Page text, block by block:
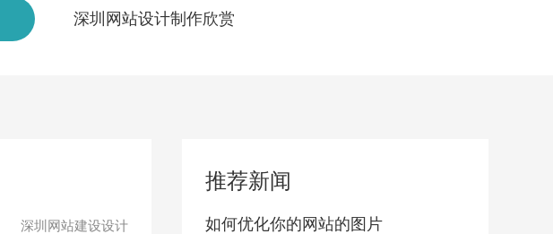
深圳网站设计制作欣赏
深圳网站建设设计
推荐新闻
如何优化你的网站的图片